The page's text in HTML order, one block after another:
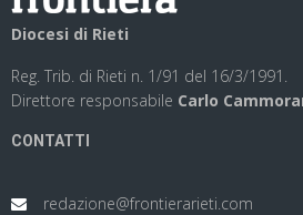
Diocesi di Rieti
Reg. Trib. di Rieti n. 1/91 del 16/3/1991.
Direttore responsabile Carlo
CONTATTI
redazione@frontierarieti.com